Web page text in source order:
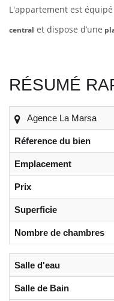
L'appartement est
central et dispose d’une
RÉSUMÉ
Agence La Marsa
Réference du bien
Emplacement
Prix
Superficie
Nombre de chambres
Salle d'eau
Salle de Bain